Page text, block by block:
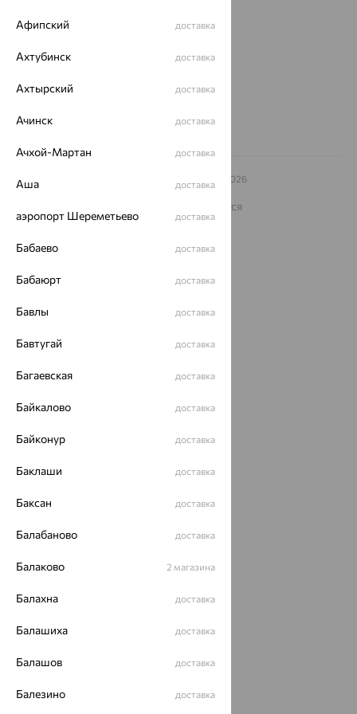
еще 3
Другие города
Заказать звонок
© ООО «Ювелирный дом «Кристалл»,
– 2026
Архив акций
Карта сайта
На информационном ресурсе применяются
рекомендательные технологии
ОГРН 1044800168379
Политика конфеденциальности
Разработка сайта —
Афипский доставка
Ахтубинск доставка
Ахтырский доставка
Ачинск доставка
Ачхой-Мартан доставка
Аша доставка
аэропорт Шереметьево доставка
Бабаево доставка
Бабаюрт доставка
Бавлы доставка
Бавтугай доставка
Багаевская доставка
Байкалово доставка
Байконур доставка
Баклаши доставка
Баксан доставка
Балабаново доставка
Балаково 2 магазина
Балахна доставка
Балашиха доставка
Балашов доставка
Балезино доставка